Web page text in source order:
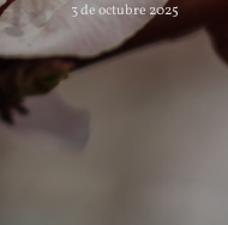
3 de octubre 2025